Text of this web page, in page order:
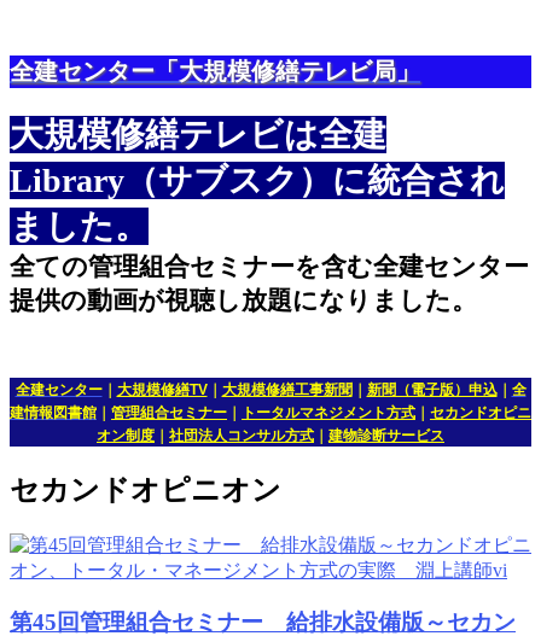
全建センター「大規模修繕テレビ局」
大規模修繕テレビは全建
Library（サブスク）に統合され
ました。
全ての管理組合セミナーを含む全建センター
提供の動画が視聴し放題になりました。
全建センター｜ 大規模修繕TV｜ 大規模修繕工事新聞 新聞（電子版）申込｜ 全
建情報図書館
管理組合セミナー トータルマネジメント方式
セカンドオピニ
オン制度
社団法人コンサル方式 建物診断サービス
セカンドオピニオン
第45回管理組合セミナー 給排水設備版～セカン